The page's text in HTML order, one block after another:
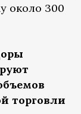
около 300
торговли